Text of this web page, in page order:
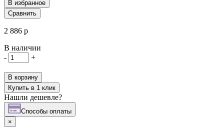
В избранное
Сравнить
2 886 р
В наличии
-
+
В корзину
Купить в 1 клик
Нашли дешевле?
Cпособы оплаты
×